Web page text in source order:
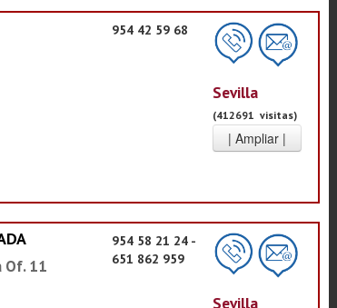
954 42 59 68
Sevilla
(412691 visitas)
Of. 11
954 58 21 24 -
651 862 959
Sevilla